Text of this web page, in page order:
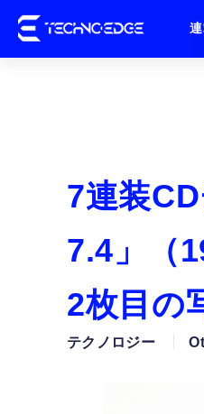
7連装
7.4」（
2枚目の
テクノロジー